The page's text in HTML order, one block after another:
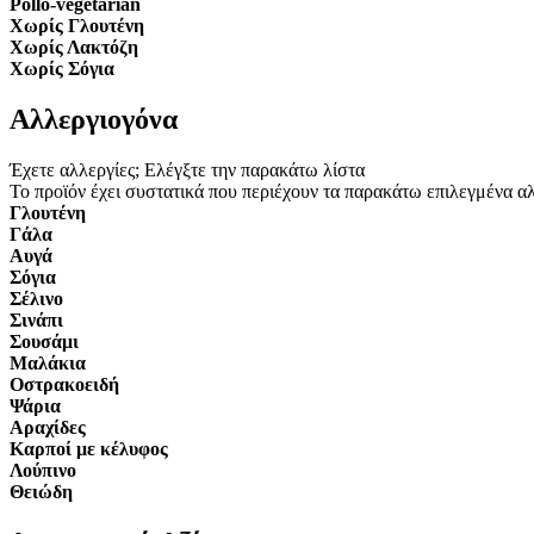
Pollo-vegetarian
Χωρίς Γλουτένη
Χωρίς Λακτόζη
Χωρίς Σόγια
Αλλεργιογόνα
Έχετε αλλεργίες; Ελέγξτε την παρακάτω λίστα
Το προϊόν έχει συστατικά που περιέχουν τα παρακάτω επιλεγμένα
Γλουτένη
Γάλα
Αυγά
Σόγια
Σέλινο
Σινάπι
Σουσάμι
Μαλάκια
Οστρακοειδή
Ψάρια
Αραχίδες
Καρποί με κέλυφος
Λούπινο
Θειώδη